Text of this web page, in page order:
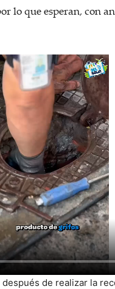
lo que esperan, con
de realizar la